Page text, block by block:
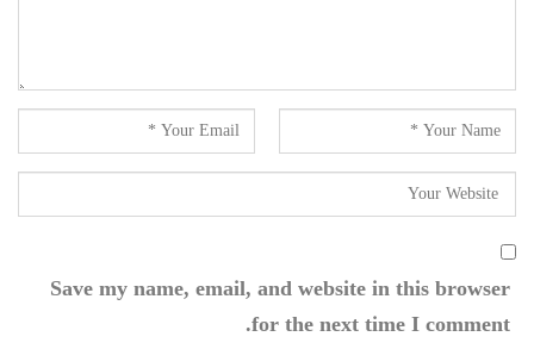
Save my name, email, and website in this browser
for the next time I comment.